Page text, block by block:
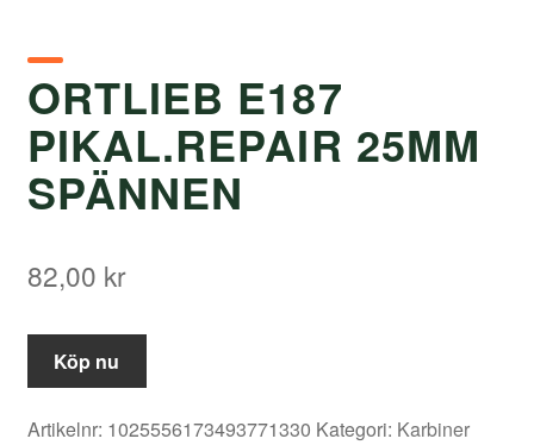
Varumärken
Väljare
ORTLIEB E187
PIKAL.REPAIR 25MM
SPÄNNEN
82,00 kr
Köp nu
Artikelnr: 1025556173493771330 Kategori: Karbiner